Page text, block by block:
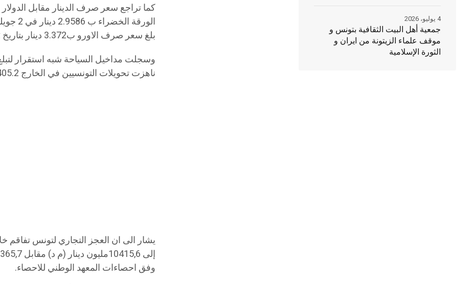
بلغ سعر صرف الاورو ب3.372 دينار بتاريخ 2 جويلية 2026 مقابل 3.368 قبل سنة.
ناهزت تحويلات التونسيين في الخارج 4405.2 مليون دينار.
وفق احصاءات المعهد الوطني للاحصاء.
جمعية أهل البيت الثقافية بتونس و
موقف علماء الزيتونة من ايران و
الثورة الإسلامية
4 يوليو، 2026